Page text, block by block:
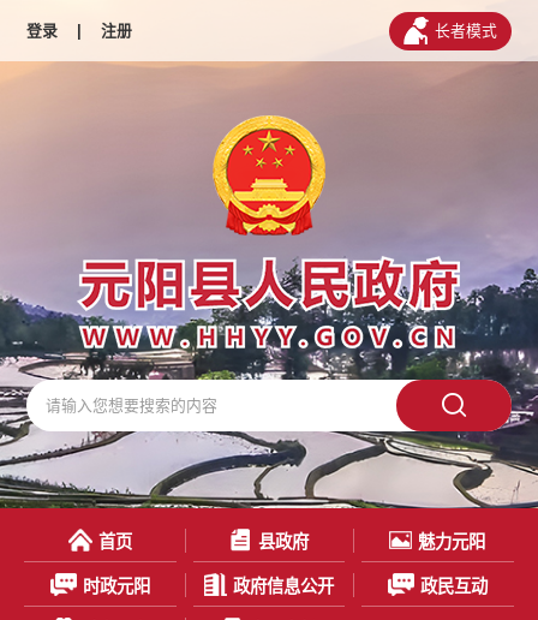
登录 | 注册 长者模式
首页 县政府 魅力元阳
时政元阳 政府信息公开 政民互动